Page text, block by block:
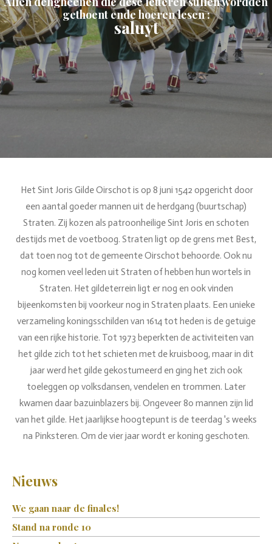
gethoent ende hoeren lesen :
saluyt
Het Sint Joris Gilde Oirschot is op 8 juni 1542 opgericht door
een aantal goeder mannen uit de herdgang (buurtschap)
Straten. Zij kozen als patroonheilige Sint Joris en schoten
destijds met de voetboog. Straten ligt op de grens met Best,
dat toen nog tot de gemeente Oirschot behoorde. Ook nu
nog komen veel leden uit Straten of hebben hun wortels in
Straten. Het gildeterrein ligt er nog en ook vinden
bijeenkomsten bij voorkeur nog in Straten plaats. Een unieke
verzameling koningsschilden van 1614 tot heden is de getuige
van een rijke historie. Tot 1973 beperkten de activiteiten van
het gilde zich tot het schieten met de kruisboog, maar in dit
jaar werd het gilde gekostumeerd en ging het zich ook
toeleggen op volksdansen, vendelen en trommen. Later
kwamen daar bazuinblazers bij. Ongeveer 80 mannen zijn lid
van het gilde. Het jaarlijkse hoogtepunt is de teerdag 's weeks
na Pinksteren. Om de vier jaar wordt er koning geschoten.
Nieuws
We gaan naar de finales!
Stand na ronde 10